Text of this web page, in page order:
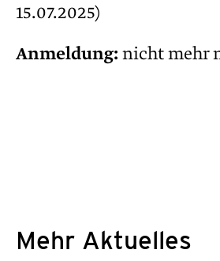
15.07.2025)
Anmeldung: nicht mehr
Mehr Aktuelles